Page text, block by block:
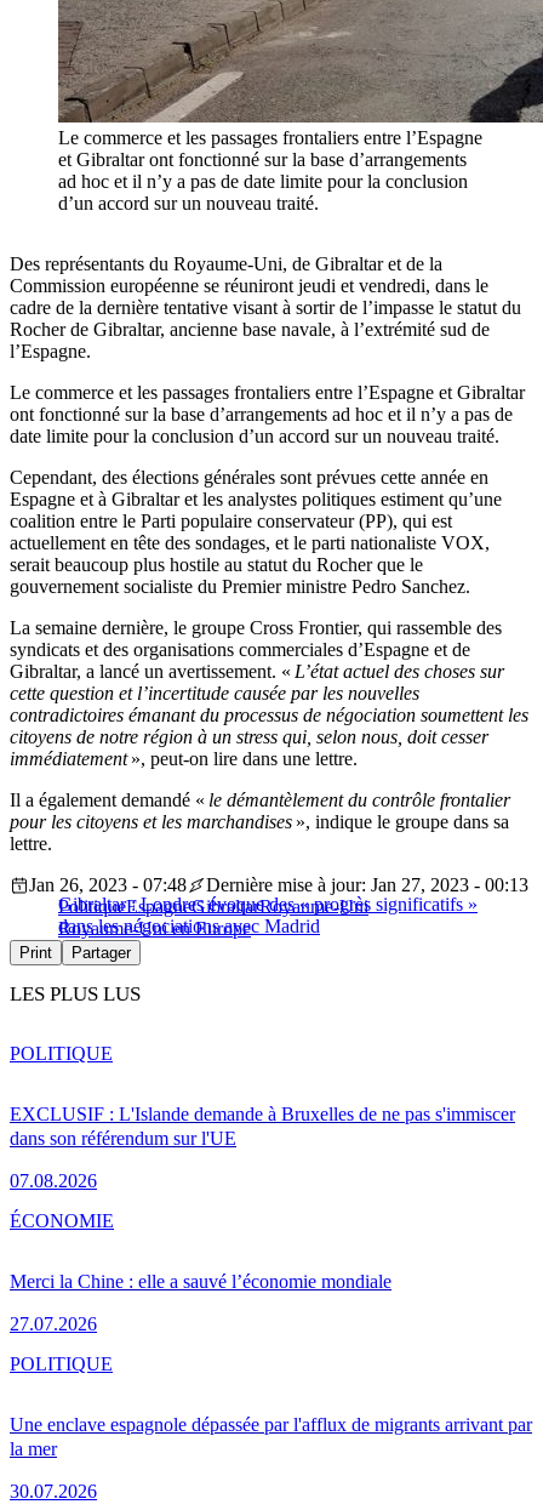
Le commerce et les passages frontaliers entre l’Espagne
et Gibraltar ont fonctionné sur la base d’arrangements
ad hoc et il n’y a pas de date limite pour la conclusion
d’un accord sur un nouveau traité.
Des représentants du Royaume-Uni, de Gibraltar et de la
Commission européenne se réuniront jeudi et vendredi, dans le
cadre de la dernière tentative visant à sortir de l’impasse le statut du
Rocher de Gibraltar, ancienne base navale, à l’extrémité sud de
l’Espagne.
Le commerce et les passages frontaliers entre l’Espagne et Gibraltar
ont fonctionné sur la base d’arrangements ad hoc et il n’y a pas de
date limite pour la conclusion d’un accord sur un nouveau traité.
Cependant, des élections générales sont prévues cette année en
Espagne et à Gibraltar et les analystes politiques estiment qu’une
coalition entre le Parti populaire conservateur (PP), qui est
actuellement en tête des sondages, et le parti nationaliste VOX,
serait beaucoup plus hostile au statut du Rocher que le
gouvernement socialiste du Premier ministre Pedro Sanchez.
La semaine dernière, le groupe Cross Frontier, qui rassemble des
syndicats et des organisations commerciales d’Espagne et de
Gibraltar, a lancé un avertissement. « L’état actuel des choses sur
cette question et l’incertitude causée par les nouvelles
contradictoires émanant du processus de négociation soumettent les
citoyens de notre région à un stress qui, selon nous, doit cesser
immédiatement», peut-on lire dans une lettre.
Il a également demandé « le démantèlement du contrôle frontalier
pour les citoyens et les marchandises », indique le groupe dans sa
lettre.
Gibraltar : Londres évoque des « progrès significatifs »
dans les négociations avec Madrid
Jan 26, 2023 - 07:48
Dernière mise à jour: Jan 27, 2023 - 00:13
PolitiqueEspagneGibraltarRoyaume-Uni
Royaume-Uni en Europe
Print Partager
LES PLUS LUS
EXCLUSIF : L'Islande demande à Bruxelles de ne pas s'immiscer
dans son référendum sur l'UE
07.08.2026
POLITIQUE
Merci la Chine : elle a sauvé l’économie mondiale
27.07.2026
ÉCONOMIE
Une enclave espagnole dépassée par l'afflux de migrants arrivant par
la mer
30.07.2026
POLITIQUE